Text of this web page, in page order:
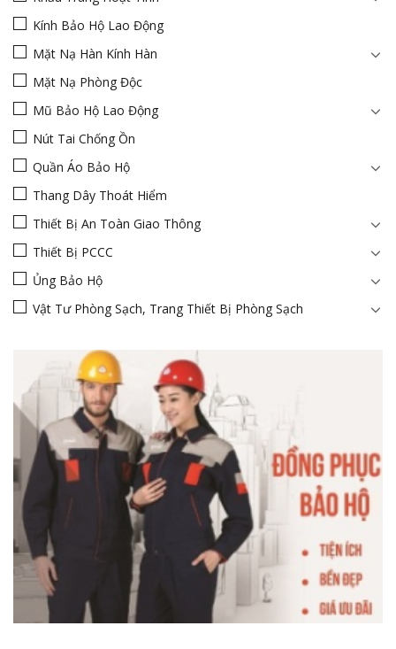
Kính Bảo Hộ Lao Động
Mặt Nạ Hàn Kính Hàn
Mặt Nạ Phòng Độc
Mũ Bảo Hộ Lao Động
Nút Tai Chống Ồn
Quần Áo Bảo Hộ
Thang Dây Thoát Hiểm
Thiết Bị An Toàn Giao Thông
Thiết Bị PCCC
Ủng Bảo Hộ
Vật Tư Phòng Sạch, Trang Thiết Bị Phòng Sạch